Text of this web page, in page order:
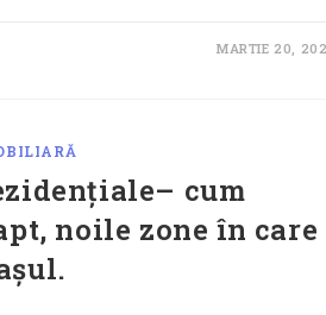
MARTIE 20,
cum
noile zone în care